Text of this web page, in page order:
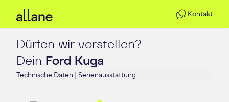
Kontakt
Dürfen wir vorstellen?
Dein Ford Kuga
Technische Daten | Serienausstattung